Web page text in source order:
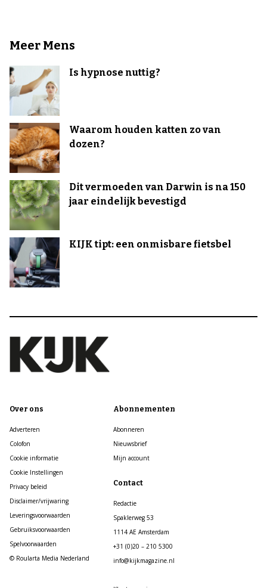
Meer Mens
Is hypnose nuttig?
Waarom houden katten zo van
dozen?
Dit vermoeden van Darwin is na 150
jaar eindelijk bevestigd
KIJK tipt: een onmisbare fietsbel
Over ons
Adverteren
Colofon
Cookie informatie
Cookie Instellingen
Privacy beleid
Disclaimer/vrijwaring
Leveringsvoorwaarden
Gebruiksvoorwaarden
Spelvoorwaarden
© Roularta Media Nederland
Abonnementen
Abonneren
Nieuwsbrief
Mijn account
Contact
Redactie
Spaklerweg 53
1114 AE Amsterdam
+31 (0)20 – 210 5300
info@kijkmagazine.nl